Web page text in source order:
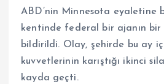
ABD’nin Minnesota eyaletine
kentinde federal bir ajanın bir
bildirildi. Olay, şehirde bu ay
kuvvetlerinin karıştığı ikinci
kayda geçti.